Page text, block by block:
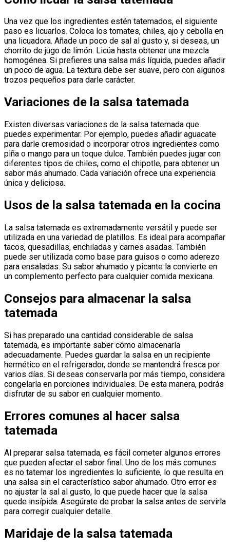
Una vez que los ingredientes estén tatemados, el siguiente
paso es licuarlos. Coloca los tomates, chiles, ajo y cebolla en
una licuadora. Añade un poco de sal al gusto y, si deseas, un
chorrito de jugo de limón. Licúa hasta obtener una mezcla
homogénea. Si prefieres una salsa más líquida, puedes añadir
un poco de agua. La textura debe ser suave, pero con algunos
trozos pequeños para darle carácter.
Variaciones de la salsa tatemada
Existen diversas variaciones de la salsa tatemada que
puedes experimentar. Por ejemplo, puedes añadir aguacate
para darle cremosidad o incorporar otros ingredientes como
piña o mango para un toque dulce. También puedes jugar con
diferentes tipos de chiles, como el chipotle, para obtener un
sabor más ahumado. Cada variación ofrece una experiencia
única y deliciosa.
Usos de la salsa tatemada en la cocina
La salsa tatemada es extremadamente versátil y puede ser
utilizada en una variedad de platillos. Es ideal para acompañar
tacos, quesadillas, enchiladas y carnes asadas. También
puede ser utilizada como base para guisos o como aderezo
para ensaladas. Su sabor ahumado y picante la convierte en
un complemento perfecto para cualquier comida mexicana.
Consejos para almacenar la salsa
tatemada
Si has preparado una cantidad considerable de salsa
tatemada, es importante saber cómo almacenarla
adecuadamente. Puedes guardar la salsa en un recipiente
hermético en el refrigerador, donde se mantendrá fresca por
varios días. Si deseas conservarla por más tiempo, considera
congelarla en porciones individuales. De esta manera, podrás
disfrutar de su sabor en cualquier momento.
Errores comunes al hacer salsa
tatemada
Al preparar salsa tatemada, es fácil cometer algunos errores
que pueden afectar el sabor final. Uno de los más comunes
es no tatemar los ingredientes lo suficiente, lo que resulta en
una salsa sin el característico sabor ahumado. Otro error es
no ajustar la sal al gusto, lo que puede hacer que la salsa
quede insípida. Asegúrate de probar la salsa antes de servirla
para corregir cualquier detalle.
Maridaje de la salsa tatemada